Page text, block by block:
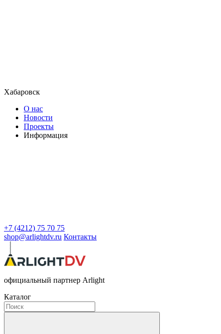
Хабаровск
О нас
Новости
Проекты
Информация
+7 (4212) 75 70 75
shop@arlightdv.ru Контакты
официальный партнер Arlight
Каталог